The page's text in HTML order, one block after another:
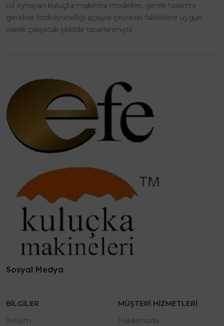
rol oynayan kuluçka makinesi modelleri, gerek tasarımı
gerekse fonksiyonelliği açısıyla çevresel faktörlere uygun
olarak çalışacak şekilde tasarlanmıştır.
Sosyal Medya
BILGILER
İletişim
MÜŞTERI HIZMETLERI
Hakkımızda